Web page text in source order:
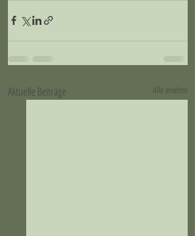
Aktuelle Beiträge Alle ansehen